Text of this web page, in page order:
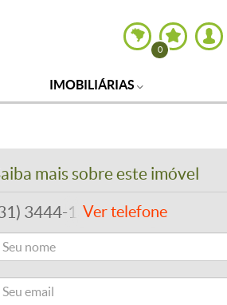
0
IMOBILIÁRIAS
mais sobre este imóvel
3444-1379Ver telefone